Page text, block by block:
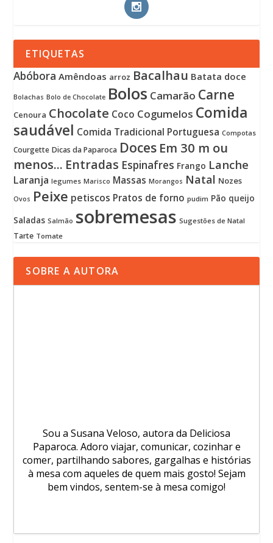
ETIQUETAS
Abóbora Amêndoas arroz Bacalhau Batata doce
Bolachas Bolo de Chocolate Bolos Camarão Carne
Cenoura Chocolate Coco Cogumelos Comida
saudável Comida Tradicional Portuguesa Compotas
Courgette Dicas da Paparoca Doces Em 30 m ou
menos... Entradas Espinafres Frango Lanche
Laranja legumes Marisco Massas Morangos Natal Nozes
Ovos Peixe petiscos Pratos de forno pudim Pão queijo
Saladas Salmão sobremesas Sugestões de Natal
Tarte Tomate
SOBRE A AUTORA
Sou a Susana Veloso, autora da Deliciosa
Paparoca. Adoro viajar, comunicar, cozinhar e
comer, partilhando sabores, gargalhas e histórias
à mesa com aqueles de quem mais gosto! Sejam
bem vindos, sentem-se à mesa comigo!